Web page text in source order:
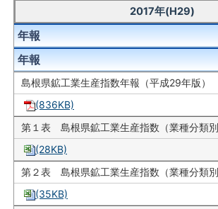
2017年(H29)
年報
年報
島根県鉱工業生産指数年報（平成29年版）
(836KB)
第１表 島根県鉱工業生産指数（業種分類別
(28KB)
第２表 島根県鉱工業生産指数（業種分類別
(35KB)